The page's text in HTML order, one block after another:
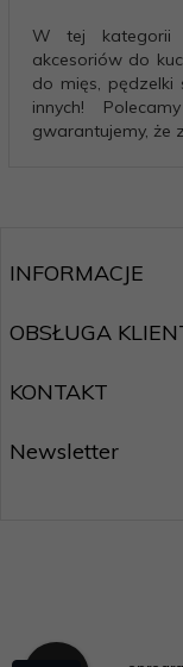
W tej kategorii
akcesoriów do
do mięs, pędzelki
innych!
gwarantujemy, że
INFORMACJE
OBSŁUGA
KONTAKT
Newsletter